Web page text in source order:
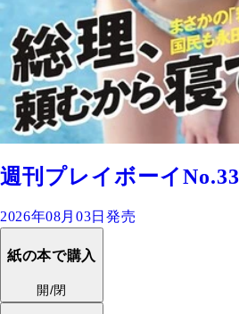
週刊プレイボーイNo.33
2026年08月03日発売
紙の本で購入
開/閉